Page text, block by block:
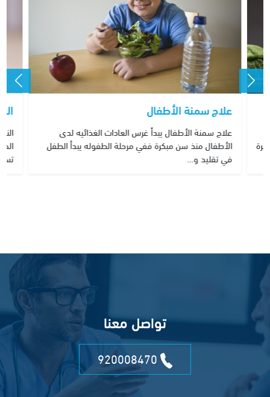
علاج سمنة الأطفال
علاج سمنة الأطفال يبدأ غرس العادات الغذائيه لدى
الأطفال منذ سن مبكرة ففي مرحلة الطفوله يبدأ الطفل
في تقليد و…
تواصل معنا